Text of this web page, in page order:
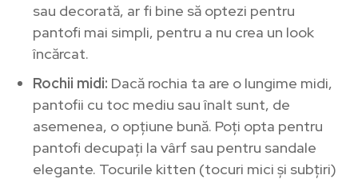
sau decorată, ar fi bine să optezi pentru
pantofi mai simpli, pentru a nu crea un look
încărcat.
Rochii midi: Dacă rochia ta are o lungime midi,
pantofii cu toc mediu sau înalt sunt, de
asemenea, o opțiune bună. Poți opta pentru
pantofi decupați la vârf sau pentru sandale
elegante. Tocurile kitten (tocuri mici și subțiri)